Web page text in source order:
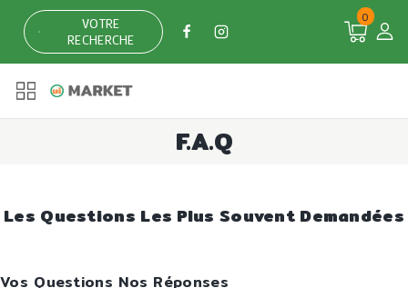
VOTRE
RECHERCHE
0
F.A.Q
Les Questions Les Plus Souvent Demandées
Vos Questions Nos Réponses